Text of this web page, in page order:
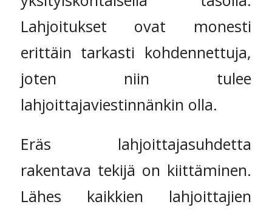
Lahjoitukset ovat monesti
erittäin tarkasti kohdennettuja,
joten niin tulee
lahjoittajaviestinnänkin olla.
Eräs lahjoittajasuhdetta
rakentava tekijä on kiittäminen.
Lähes kaikkien lahjoittajien